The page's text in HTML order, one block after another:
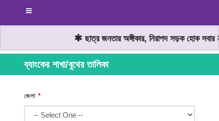
ছাত্র জনতার অঙ্গীকার, নিরাপদ সড়ক হোক সবার
ব্যাংকের শাখা/বুথের তালিকা
জেলা *